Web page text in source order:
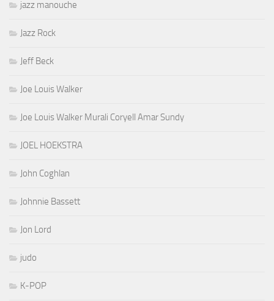
jazz manouche
Jazz Rock
Jeff Beck
Joe Louis Walker
Joe Louis Walker Murali Coryell Amar Sundy
JOEL HOEKSTRA
John Coghlan
Johnnie Bassett
Jon Lord
judo
K-POP